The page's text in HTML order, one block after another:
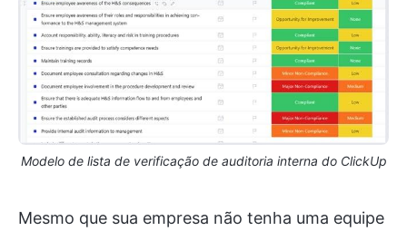
Modelo de lista de verificação de auditoria interna do ClickUp
Mesmo que sua empresa não tenha uma equipe